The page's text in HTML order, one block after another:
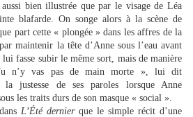
bien illustrée que par le visage de Léa
blafarde. On songe alors à la scène de
part cette « plongée » dans les affres de la
maintenir la tête d’Anne sous l’eau avant
lui fasse subir le même sort, mais de manière
n’y vas pas de main morte », lui dit
la justesse de ses paroles lorsque Anne
les traits durs de son masque « social ».
L’Été dernierque le simple récit d’une